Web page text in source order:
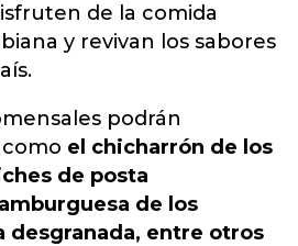
de la comida
y revivan los sabores
podrán
el chicharrón de los
de posta
de los
desgranada, entre otros